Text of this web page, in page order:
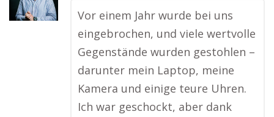
Vor einem Jahr wurde bei uns
eingebrochen, und viele wertvolle
Gegenstände wurden gestohlen –
darunter mein Laptop, meine
Kamera und einige teure Uhren.
Ich war geschockt, aber dank